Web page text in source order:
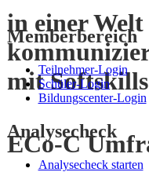
in einer
mitSoftskills
ECo-C
Memberbereich
Teilnehmer-Login
Schüler-Login
Bildungscenter-Login
Analysecheck
Analysecheck starten